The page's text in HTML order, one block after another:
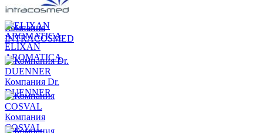
Компания
INTRACOSMED
ELIXAN
AROMATICA
Компания Dr.
DUENNER
Компания
COSVAL